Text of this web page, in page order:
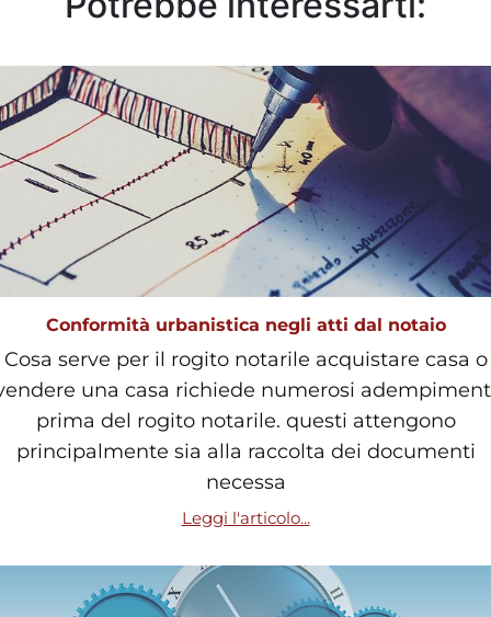
Conformità urbanistica negli atti dal notaio
Cosa serve per il rogito notarile acquistare casa o
una casa richiede numerosi
prima del rogito notarile. questi attengono
principalmente sia alla raccolta dei documenti
necessa
Leggi l'articolo...